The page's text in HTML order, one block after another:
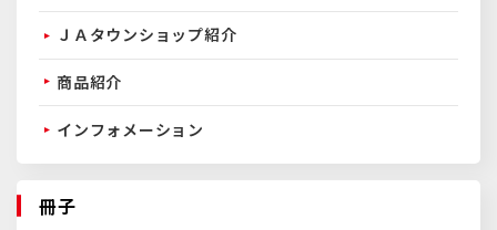
ＪＡタウンショップ紹介
商品紹介
インフォメーション
冊子